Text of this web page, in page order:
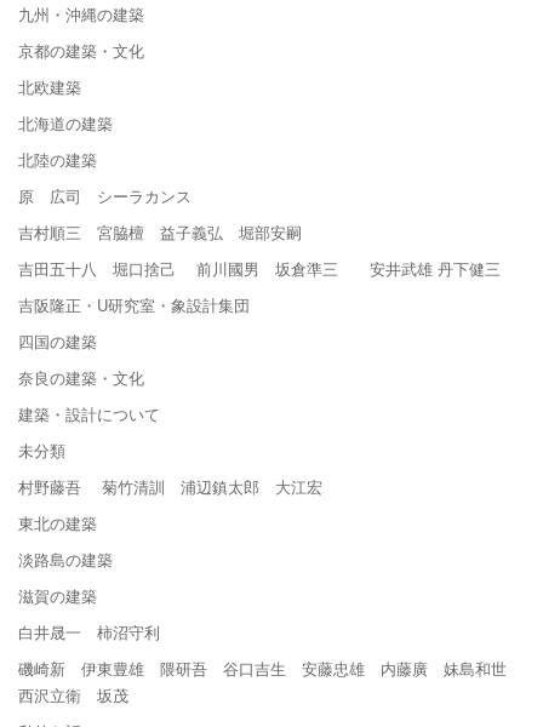
九州・沖縄の建築
京都の建築・文化
北欧建築
北海道の建築
北陸の建築
原 広司 シーラカンス
吉村順三 宮脇檀 益子義弘 堀部安嗣
吉田五十八 堀口捨己 前川國男 坂倉準三 安井武雄 丹下健三
吉阪隆正・U研究室・象設計集団
四国の建築
奈良の建築・文化
建築・設計について
未分類
村野藤吾 菊竹清訓 浦辺鎮太郎 大江宏
東北の建築
淡路島の建築
滋賀の建築
白井晟一 柿沼守利
磯崎新 伊東豊雄 隈研吾 谷口吉生 安藤忠雄 内藤廣 妹島和世
西沢立衛 坂茂